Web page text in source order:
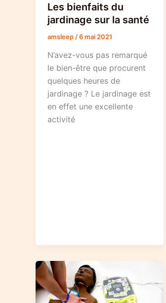
Les bienfaits du
jardinage sur la santé
amsleep /6 mai 2021
N’avez-vous pas remarqué
le bien-être que procurent
quelques heures de
jardinage ? Le jardinage est
en effet une excellente
activité